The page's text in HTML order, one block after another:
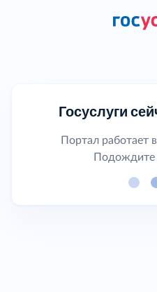
Госуслуги
Портал работает
Подождите